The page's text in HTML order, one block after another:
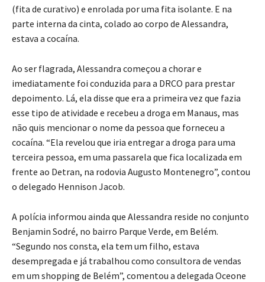
(fita de curativo) e enrolada por uma fita isolante. E na
parte interna da cinta, colado ao corpo de Alessandra,
estava a cocaína.
Ao ser flagrada, Alessandra começou a chorar e
imediatamente foi conduzida para a DRCO para prestar
depoimento. Lá, ela disse que era a primeira vez que fazia
esse tipo de atividade e recebeu a droga em Manaus, mas
não quis mencionar o nome da pessoa que forneceu a
cocaína. “Ela revelou que iria entregar a droga para uma
terceira pessoa, em uma passarela que fica localizada em
frente ao Detran, na rodovia Augusto Montenegro”, contou
o delegado Hennison Jacob.
A polícia informou ainda que Alessandra reside no conjunto
Benjamin Sodré, no bairro Parque Verde, em Belém.
“Segundo nos consta, ela tem um filho, estava
desempregada e já trabalhou como consultora de vendas
em um shopping de Belém”, comentou a delegada Oceone